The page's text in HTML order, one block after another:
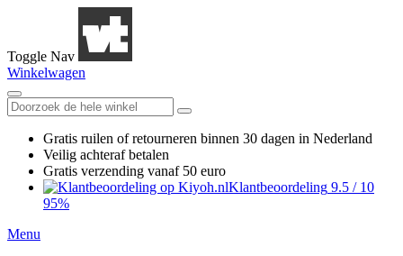
Toggle Nav
Winkelwagen
Gratis ruilen of retourneren binnen 30 dagen in Nederland
Veilig achteraf betalen
Gratis verzending vanaf 50 euro
Klantbeoordeling 9.5 / 10
95%
Menu